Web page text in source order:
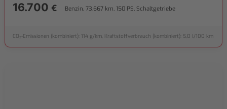
16.700 € Benzin, 73.667 km, 150 PS, Schaltgetriebe
CO₂-Emissionen (kombiniert): 114 g/km, Kraftstoffverbrauch (kombiniert): 5,0 l/100 km